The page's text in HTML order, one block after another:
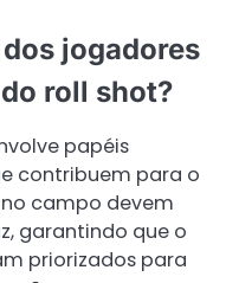
jogadores
roll shot?
papéis
contribuem para o
no campo devem
garantindo que o
priorizados para